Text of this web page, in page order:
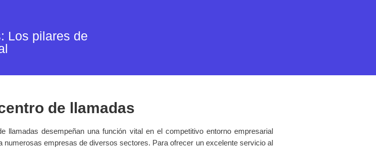
Los pilares de
de llamadas
llamadas desempeñan una función vital en el competitivo entorno empresarial
empresas de diversos sectores. Para ofrecer un excelente servicio al